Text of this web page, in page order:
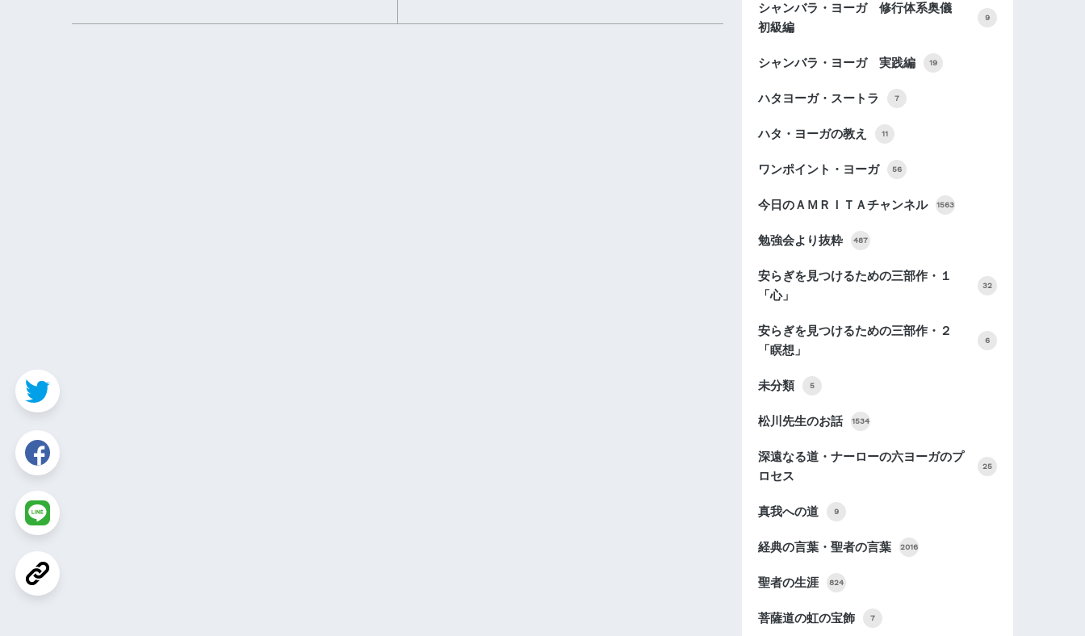
シャンバラ・ヨーガ 修行体系奥儀
初級編
9
シャンバラ・ヨーガ 実践編 19
ハタヨーガ・スートラ 7
ハタ・ヨーガの教え 11
ワンポイント・ヨーガ 56
今日のＡＭＲＩＴＡチャンネル 1563
勉強会より抜粋 487
安らぎを見つけるための三部作・１
「心」
32
安らぎを見つけるための三部作・２
「瞑想」
6
未分類 5
松川先生のお話 1534
深遠なる道・ナーローの六ヨーガのプ
ロセス
25
真我への道 9
経典の言葉・聖者の言葉 2016
聖者の生涯 824
菩薩道の虹の宝飾 7